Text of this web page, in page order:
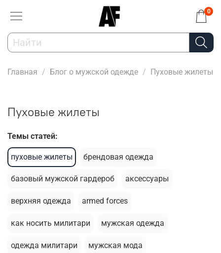
0
Главная Блог о мужской одежде Пуховые жилеты
Пуховые жилеты
Темы статей:
пуховые жилеты брендовая одежда
базовый мужской гардероб аксессуары
верхняя одежда armed forces
как носить милитари мужская одежда
одежда милитари мужская мода